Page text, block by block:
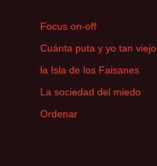
Focus on-off
Cuánta puta y yo tan viejo
la Isla de los Faisanes
La sociedad del miedo
Ordenar